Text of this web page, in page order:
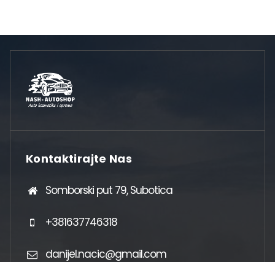
Kontaktirajte Nas
Somborski put 79, Subotica
+381637746318
danijel.nacic@gmail.com